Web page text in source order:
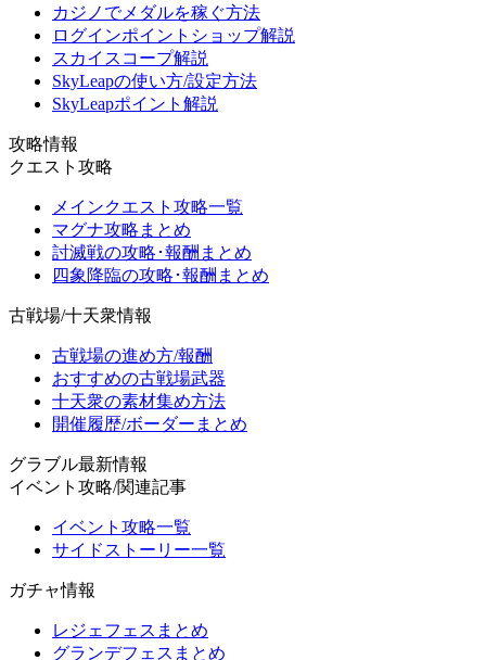
カジノでメダルを稼ぐ方法
ログインポイントショップ解説
スカイスコープ解説
SkyLeapの使い方/設定方法
SkyLeapポイント解説
攻略情報
クエスト攻略
メインクエスト攻略一覧
マグナ攻略まとめ
討滅戦の攻略･報酬まとめ
四象降臨の攻略･報酬まとめ
古戦場/十天衆情報
古戦場の進め方/報酬
おすすめの古戦場武器
十天衆の素材集め方法
開催履歴/ボーダーまとめ
グラブル最新情報
イベント攻略/関連記事
イベント攻略一覧
サイドストーリー一覧
ガチャ情報
レジェフェスまとめ
グランデフェスまとめ